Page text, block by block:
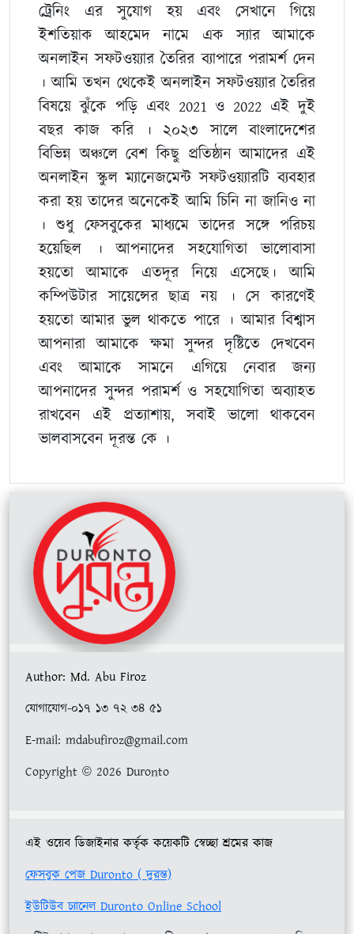
ট্রেনিং এর সুযোগ হয় এবং সেখানে গিয়ে
ইশতিয়াক আহমেদ নামে এক স্যার আমাকে
অনলাইন সফটওয়্যার তৈরির ব্যাপারে পরামর্শ দেন
। আমি তখন থেকেই অনলাইন সফটওয়্যার তৈরির
বিষয়ে ঝুঁকে পড়ি এবং 2021 ও 2022 এই দুই
বছর কাজ করি । ২০২৩ সালে বাংলাদেশের
বিভিন্ন অঞ্চলে বেশ কিছু প্রতিষ্ঠান আমাদের এই
অনলাইন স্কুল ম্যানেজমেন্ট সফটওয়্যারটি ব্যবহার
করা হয় তাদের অনেকেই আমি চিনি না জানিও না
। শুধু ফেসবুকের মাধ্যমে তাদের সঙ্গে পরিচয়
হয়েছিল । আপনাদের সহযোগিতা ভালোবাসা
হয়তো আমাকে এতদূর নিয়ে এসেছে। আমি
কম্পিউটার সায়েন্সের ছাত্র নয় । সে কারণেই
হয়তো আমার ভুল থাকতে পারে । আমার বিশ্বাস
আপনারা আমাকে ক্ষমা সুন্দর দৃষ্টিতে দেখবেন
এবং আমাকে সামনে এগিয়ে নেবার জন্য
আপনাদের সুন্দর পরামর্শ ও সহযোগিতা অব্যাহত
রাখবেন এই প্রত্যাশায়, সবাই ভালো থাকবেন
ভালবাসবেন দূরন্ত কে ।
Author: Md. Abu Firoz
যোগাযোগ-০১৭ ১৩ ৭২ ৩৪ ৫১
E-mail: mdabufiroz@gmail.com
Copyright © 2026 Duronto
এই ওয়েব ডিজাইনার কর্তৃক কয়েকটি স্বেচ্ছা শ্রমের কাজ
ফেসবুক পেজ Duronto ( দুরন্ত)
ইউটিউব চ্যানেল Duronto Online School